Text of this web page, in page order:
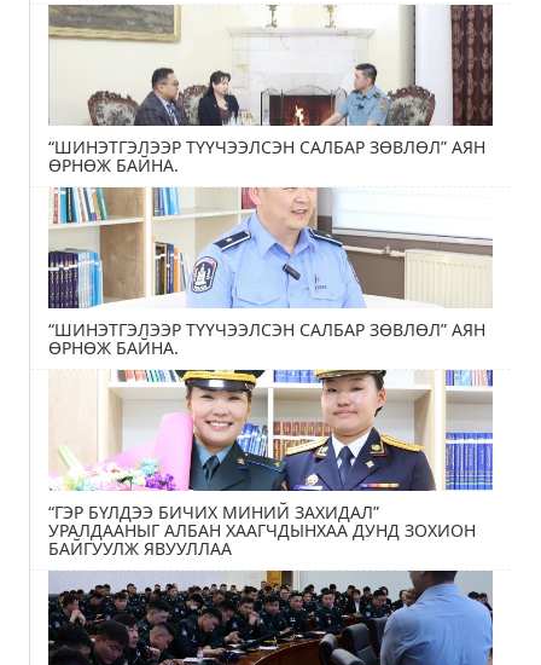
“ШИНЭТГЭЛЭЭР ТҮҮЧЭЭЛСЭН САЛБАР ЗӨВЛӨЛ” АЯН
ӨРНӨЖ БАЙНА.
“ШИНЭТГЭЛЭЭР ТҮҮЧЭЭЛСЭН САЛБАР ЗӨВЛӨЛ” АЯН
ӨРНӨЖ БАЙНА.
“ГЭР БҮЛДЭЭ БИЧИХ МИНИЙ ЗАХИДАЛ”
УРАЛДААНЫГ АЛБАН ХААГЧДЫНХАА ДУНД ЗОХИОН
БАЙГУУЛЖ ЯВУУЛЛАА